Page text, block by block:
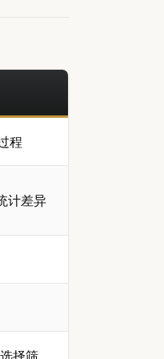
程
计差异
择筛